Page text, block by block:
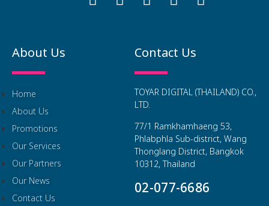
About Us
Home
About Us
Promotions
Our Services
Our Partners
Our News
Contact Us
Contact Us
TOYAR DIGITAL (THAILAND) CO.,
LTD.
77/1 Ramkhamhaeng 53,
Phlabphla Sub-district, Wang
Thonglang District, Bangkok
10312, Thailand
02-077-6686